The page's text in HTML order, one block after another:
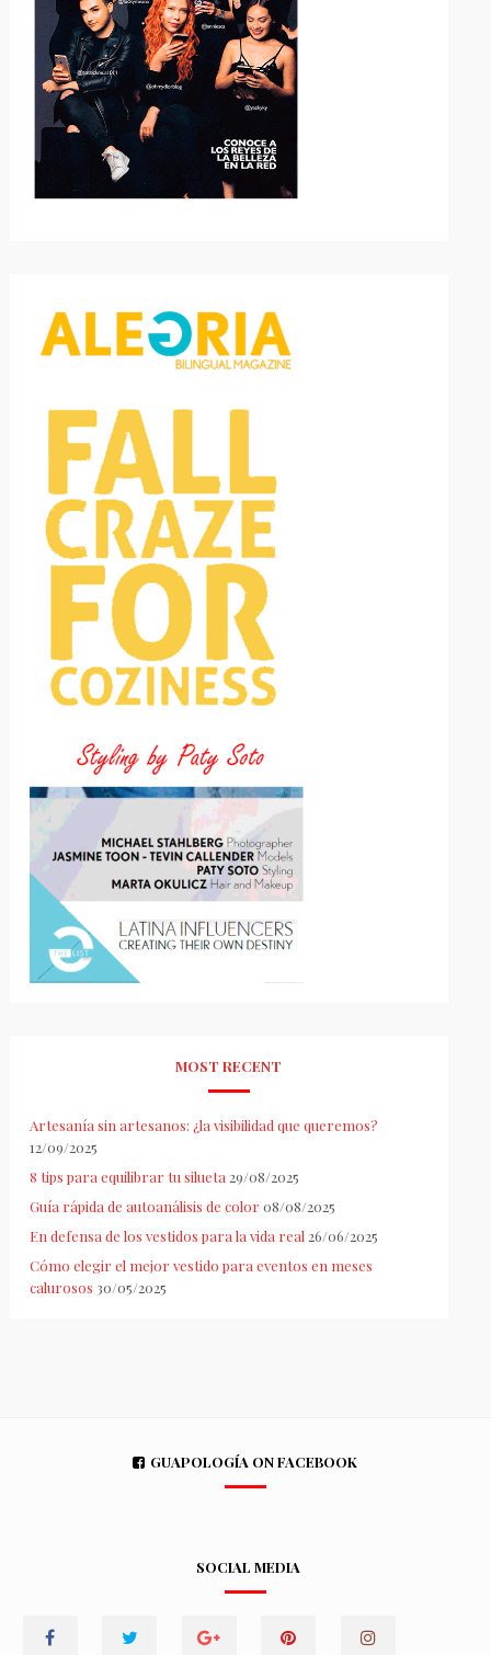
MOST RECENT
Artesanía sin artesanos: ¿la visibilidad que queremos?
12/09/2025
8 tips para equilibrar tu silueta 29/08/2025
Guía rápida de autoanálisis de color 08/08/2025
En defensa de los vestidos para la vida real 26/06/2025
Cómo elegir el mejor vestido para eventos en meses
calurosos 30/05/2025
GUAPOLOGÍA ON FACEBOOK
SOCIAL MEDIA